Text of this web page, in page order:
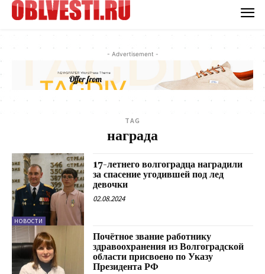
- Advertisement -
TAG
награда
НОВОСТИ
17-летнего волгоградца наградили
за спасение угодившей под лед
девочки
02.08.2024
Почётное звание работнику
здравоохранения из Волгоградской
области присвоено по Указу
Президента РФ